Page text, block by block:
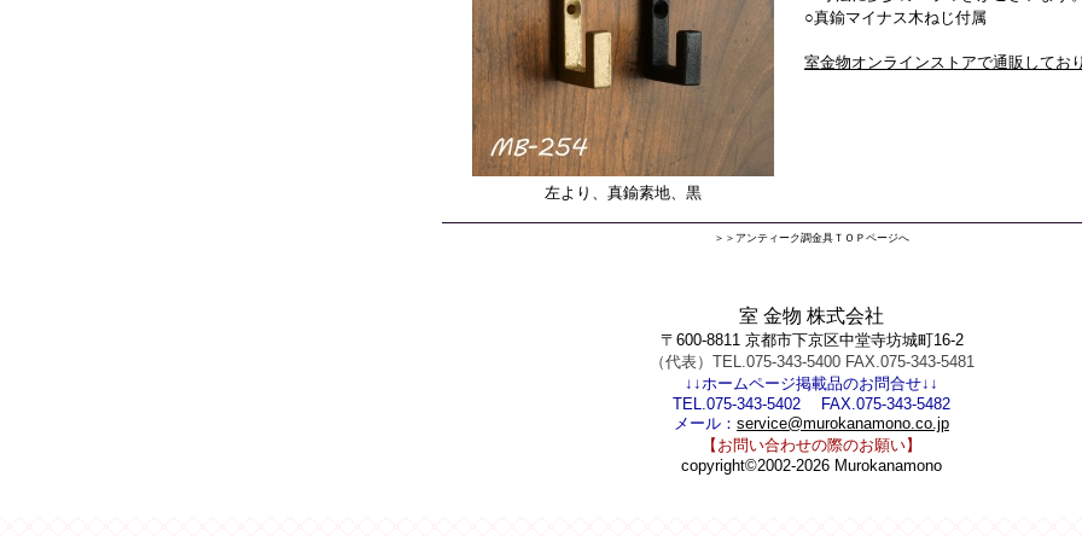
左より、真鍮素地、黒
○真鍮マイナス木ねじ付属
室金物オンラインストアで通販してお
＞＞アンティーク調金具ＴＯＰページへ
室 金物 株式会社
〒600-8811 京都市下京区中堂寺坊城町16-2
（代表）TEL.075-343-5400 FAX.075-343-5481
↓↓ホームページ掲載品のお問合せ↓↓
TEL.075-343-5402 FAX.075-343-5482
メール： service@murokanamono.co.jp
【お問い合わせの際のお願い】
copyright©2002-2026 Murokanamono